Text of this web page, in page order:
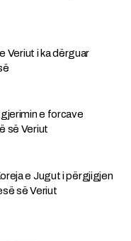
Veriut i ka dërguar
e forcave
së Veriut
e Jugut i përgjigjen
së Veriut